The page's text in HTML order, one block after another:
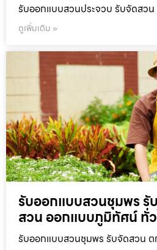
รับออกแบบสวนประจวบ รับจัดสว
ดูเพิ่มเติม »
รับออกแบบสวนชุมพร รั
สวน ออกแบบภูมิทัศน์ ทั่
รับออกแบบสวนชุมพร รับจัดสวน